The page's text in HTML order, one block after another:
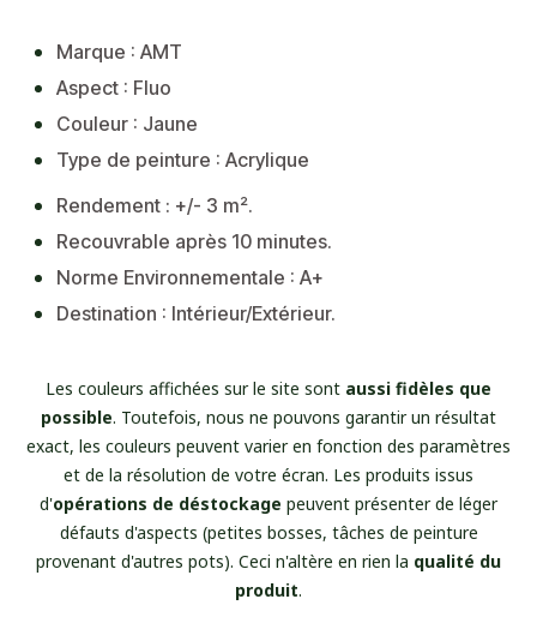
Marque : AMT
Aspect : Fluo
Couleur : Jaune
Type de peinture : Acrylique
Rendement : +/- 3 m².
Recouvrable après 10 minutes.
Norme Environnementale : A+
Destination : Intérieur/Extérieur.
Les couleurs affichées sur le site sont aussi fidèles que
possible. Toutefois, nous ne pouvons garantir un résultat
exact, les couleurs peuvent varier en fonction des paramètres
et de la résolution de votre écran. Les produits issus
d'opérations de déstockage peuvent présenter de léger
défauts d'aspects (petites bosses, tâches de peinture
provenant d'autres pots). Ceci n'altère en rien la qualité du
produit.